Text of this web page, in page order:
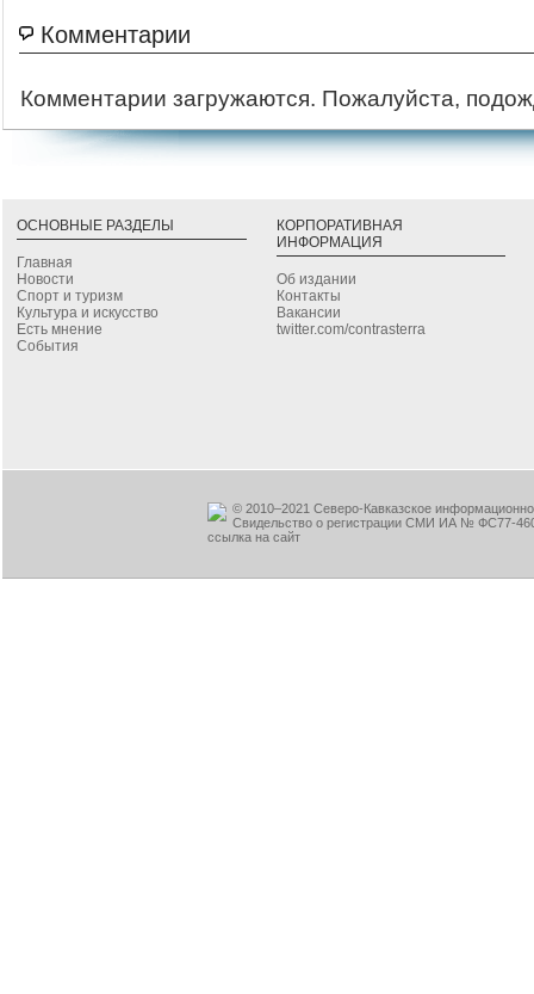
Комментарии
Комментарии загружаются. Пожалуйста,
ОСНОВНЫЕ РАЗДЕЛЫ
Главная
Новости
Спорт и туризм
Культура и искусство
Есть мнение
События
КОРПОРАТИВНАЯ
ИНФОРМАЦИЯ
Об издании
Контакты
Вакансии
twitter.com/contrasterra
© 2010–2021 Северо-Кавказское
Свидельство о регистрации СМИ ИА № ФС77-
ссылка на сайт